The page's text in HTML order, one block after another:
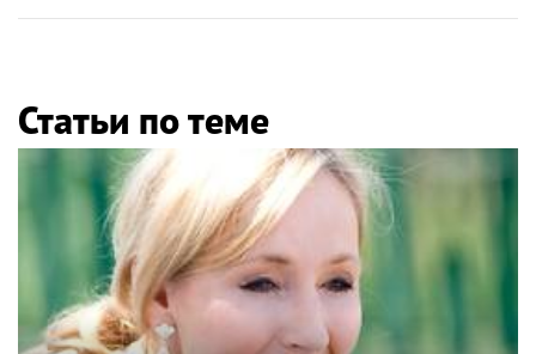
Статьи по теме